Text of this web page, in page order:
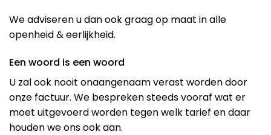
We adviseren u dan ook graag op maat in alle
openheid & eerlijkheid.
Een woord is een woord
U zal ook nooit onaangenaam verast worden door
onze factuur. We bespreken steeds vooraf wat er
moet uitgevoerd worden tegen welk tarief en daar
houden we ons ook aan.